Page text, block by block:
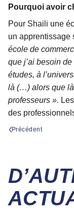
Pourquoi avoir
Pour Shaili une
un apprentissage
école de
que j’ai besoin
études, à
là (…) alors que
professeurs ».
des
Précédent